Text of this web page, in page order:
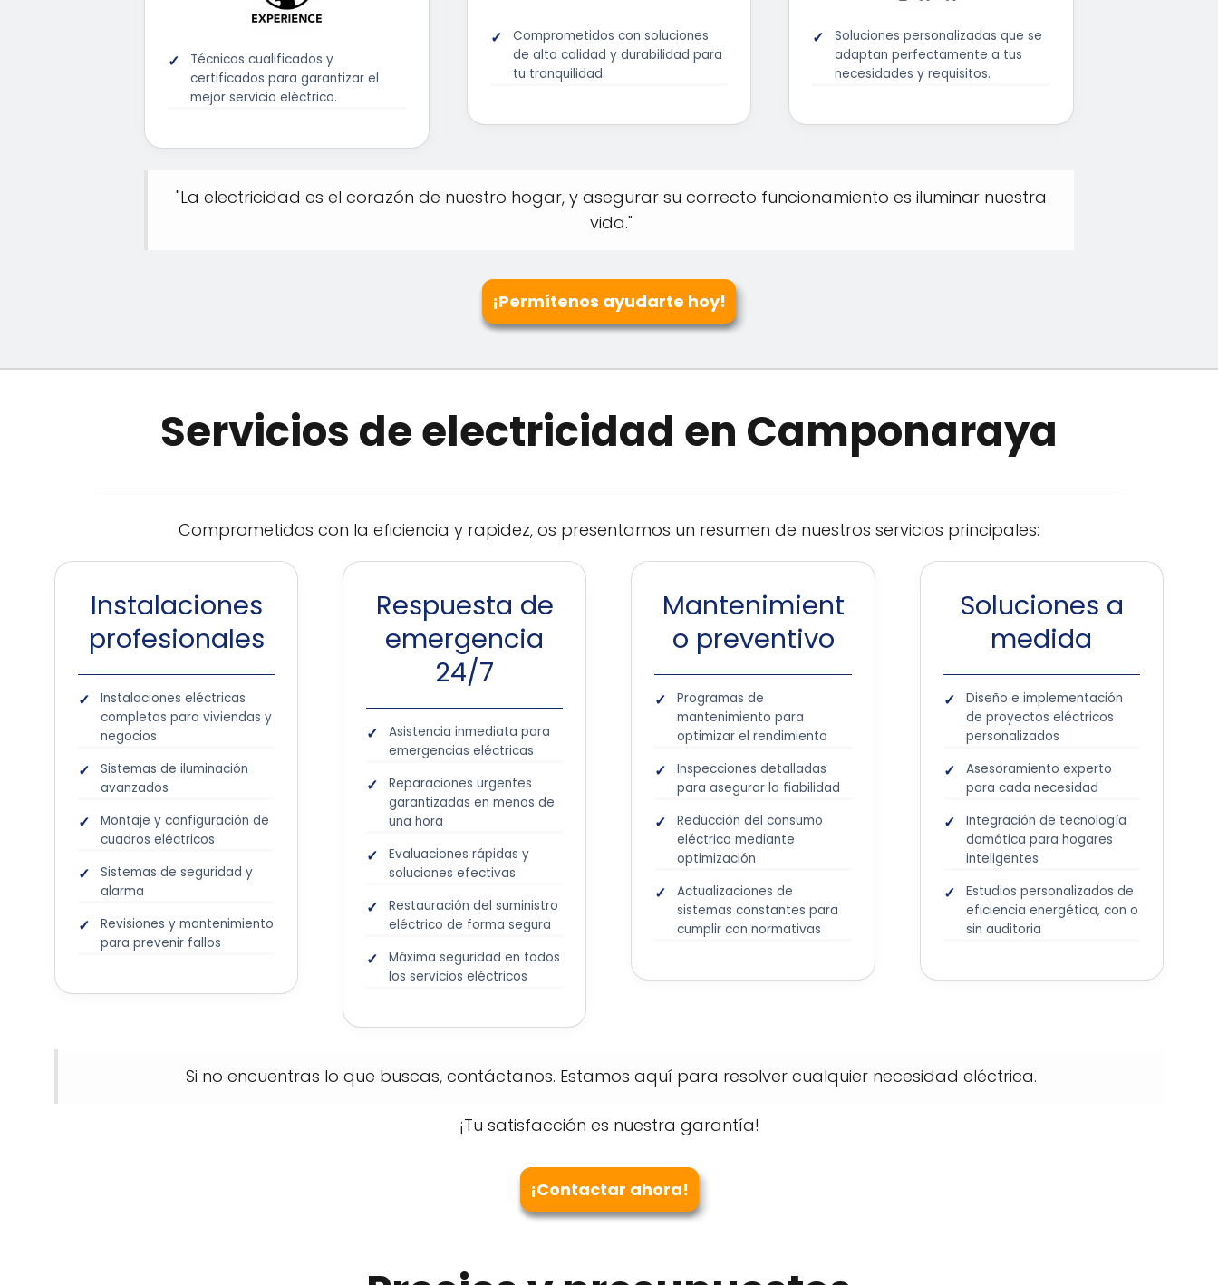
Técnicos cualificados y
certificados para garantizar el
mejor servicio eléctrico.
Comprometidos con soluciones
de alta calidad y durabilidad para
tu tranquilidad.
Soluciones personalizadas que se
adaptan perfectamente a tus
necesidades y requisitos.
"La electricidad es el corazón de nuestro hogar, y asegurar su correcto funcionamiento es iluminar nuestra
vida."
¡Permítenos ayudarte hoy!
Servicios de electricidad en Camponaraya
Comprometidos con la eficiencia y rapidez, os presentamos un resumen de nuestros servicios principales:
Instalaciones
profesionales
Instalaciones eléctricas
completas para viviendas y
negocios
Sistemas de iluminación
avanzados
Montaje y configuración de
cuadros eléctricos
Sistemas de seguridad y
alarma
Revisiones y mantenimiento
para prevenir fallos
Respuesta de
emergencia
24/7
Asistencia inmediata para
emergencias eléctricas
Reparaciones urgentes
garantizadas en menos de
una hora
Evaluaciones rápidas y
soluciones efectivas
Restauración del suministro
eléctrico de forma segura
Máxima seguridad en todos
los servicios eléctricos
Mantenimient
o preventivo
Programas de
mantenimiento para
optimizar el rendimiento
Inspecciones detalladas
para asegurar la fiabilidad
Reducción del consumo
eléctrico mediante
optimización
Actualizaciones de
sistemas constantes para
cumplir con normativas
Soluciones a
medida
Diseño e implementación
de proyectos eléctricos
personalizados
Asesoramiento experto
para cada necesidad
Integración de tecnología
domótica para hogares
inteligentes
Estudios personalizados de
eficiencia energética, con o
sin auditoria
Si no encuentras lo que buscas, contáctanos. Estamos aquí para resolver cualquier necesidad eléctrica.
¡Tu satisfacción es nuestra garantía!
¡Contactar ahora!